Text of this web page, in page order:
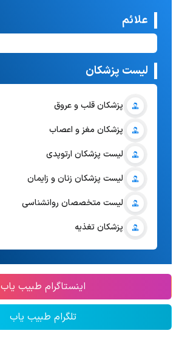
علائم
لیست پزشکان
پزشکان قلب و عروق
پزشکان مغز و اعصاب
لیست پزشکان ارتوپدی
لیست پزشکان زنان و زایمان
لیست متخصصان روانشناسی
پزشکان تغذیه
اینستاگرام طبیب یاب
تلگرام طبیب یاب